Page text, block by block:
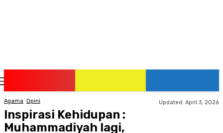
Agama Opini Updated: April 3, 2026
Inspirasi Kehidupan :
Muhammadiyah lagi,